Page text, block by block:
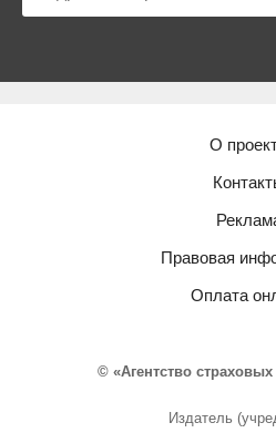
О
Правовая
Оплата
© «Агентство
Издатель